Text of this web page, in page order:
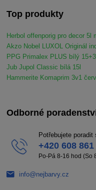
Top produkty
Herbol offenporig pro decor 5l
Akzo Nobel LUXOL Originál
PPG Primalex PLUS bílý
Jub Jupol Classic bílá 15l
Hammerite Komaprim 3v1
Odborné
Potřebujete
+420 608 861
Po-Pá 8-16 hod (So
info@nejbarvy.cz